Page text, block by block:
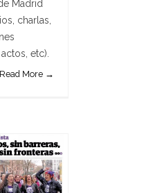
Madrid
charlas,
etc).
Read More →